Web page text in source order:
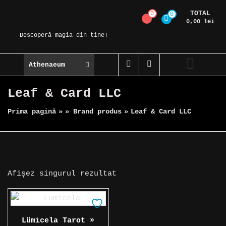
contentDescoperă magia din tine!
0 0 TOTAL
0,00 lei
Athenaeum
Leaf & Card LLC
Prima pagină » » Brand produs » Leaf & Card LLC
Afișez singurul rezultat
Lümicela Tarot »